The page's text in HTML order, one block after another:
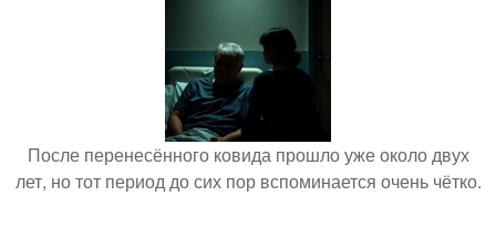
После перенесённого ковида прошло уже около двух
лет, но тот период до сих пор вспоминается очень чётко.